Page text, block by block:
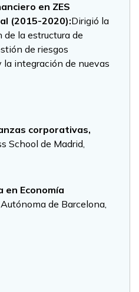
en ZES
(2015-2020):Dirigió la
la estructura de
de riesgos
la integración de nuevas
corporativas,
School de Madrid,
en Economía
de Barcelona,